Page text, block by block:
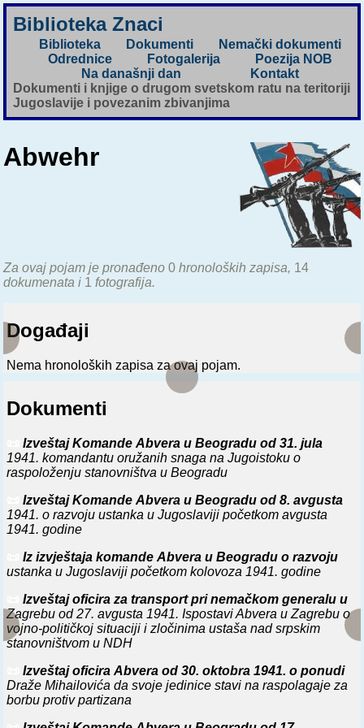
Biblioteka Znaci
Biblioteka Dokumenti
Nemački dokumenti
Odrednice
Fotogalerija
Poezija NOB
Na današnji dan
Kontakt
Dokumenti i knjige o drugom svetskom ratu na teritoriji
Jugoslavije i povezanim zbivanjima
Abwehr
Za ovaj pojam je pronađeno0 hronoloških zapisa, 14
dokumenata i 1 fotografija.
Događaji
Nema hronoloških zapisa za ovaj pojam.
Dokumenti
Izveštaj Komande Abvera u Beogradu od 31. jula
1941. komandantu oružanih snaga na Jugoistoku o
raspoloženju stanovništva u Beogradu
Izveštaj Komande Abvera u Beogradu od 8. avgusta
1941. o razvoju ustanka u Jugoslaviji početkom avgusta
1941. godine
Iz izvještaja komande Abvera u Beogradu o razvoju
ustanka u Jugoslaviji početkom kolovoza 1941. godine
Izveštaj oficira za transport pri nemačkom generalu u
Zagrebu od 27. avgusta 1941. Ispostavi Abvera u Zagrebu o
vojno-političkoj situaciji i zločinima ustaša nad srpskim
stanovništvom u NDH
Izveštaj oficira Abvera od 30. oktobra 1941. o ponudi
Draže Mihailovića da svoje jedinice stavi na raspolagaje za
borbu protiv partizana